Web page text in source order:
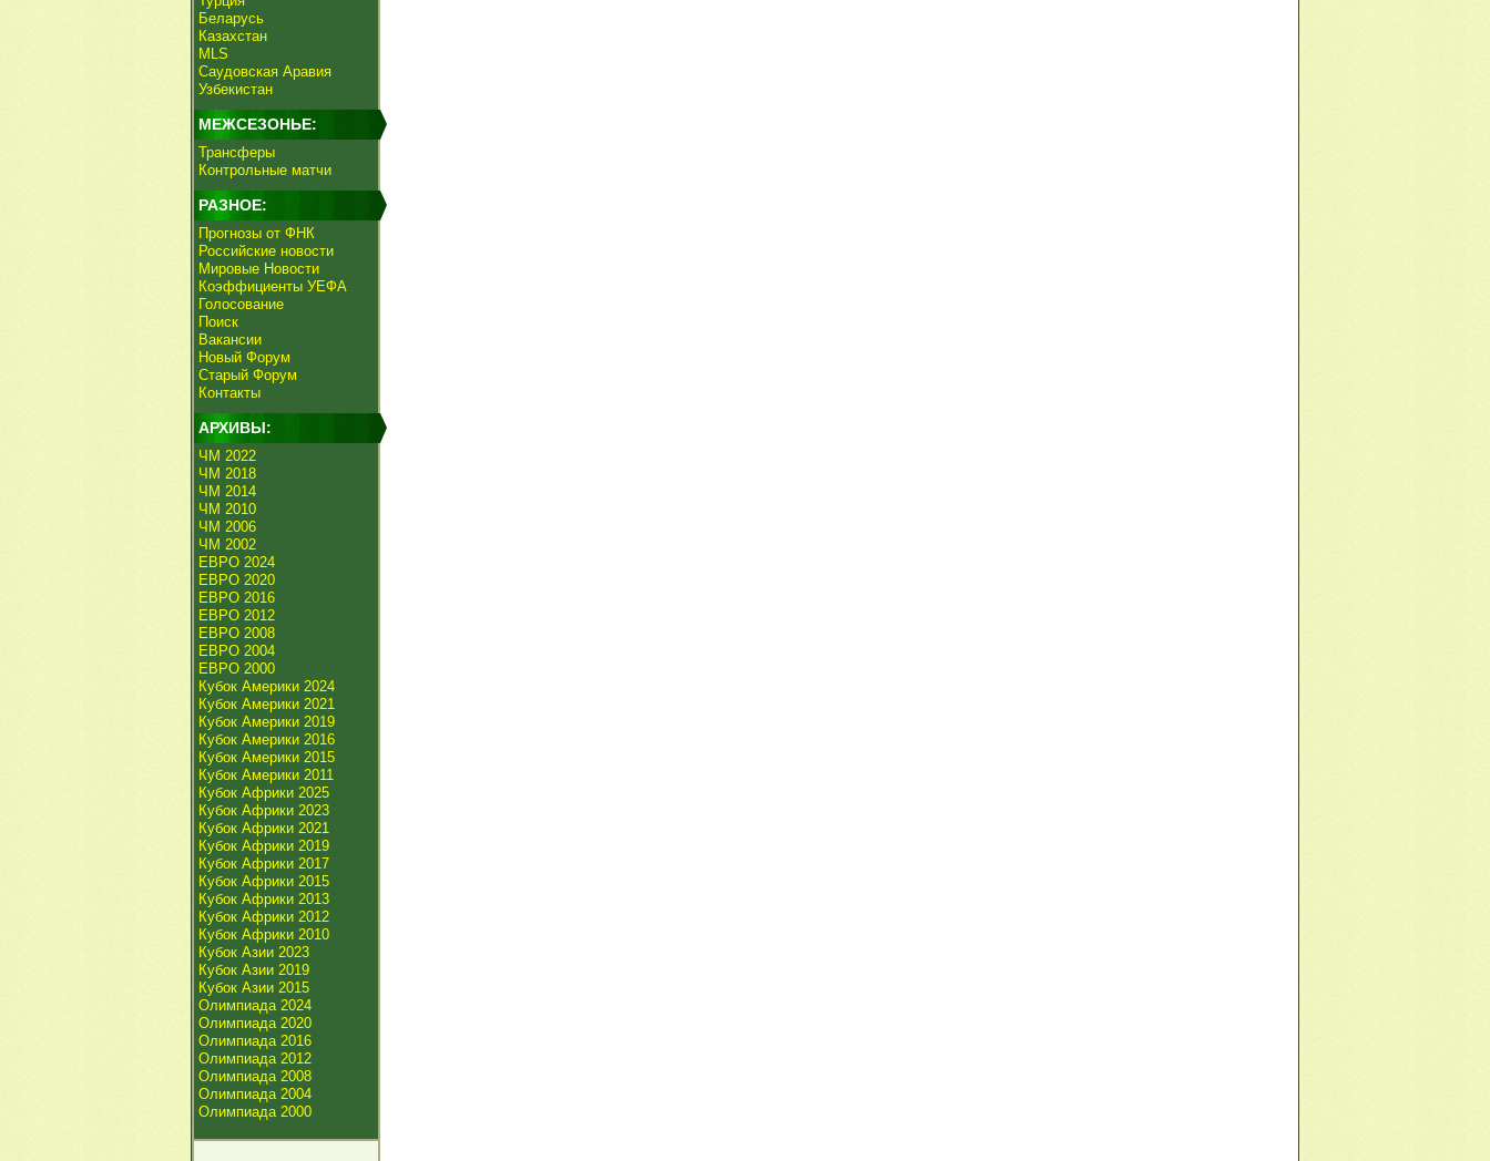
Беларусь
Казахстан
MLS
Саудовская Аравия
Узбекистан
МЕЖСЕЗОНЬЕ:
Трансферы
Контрольные матчи
РАЗНОЕ:
Прогнозы от ФНК
Российские новости
Мировые Новости
Коэффициенты УЕФА
Голосование
Поиск
Вакансии
Новый Форум
Старый Форум
Контакты
АРХИВЫ:
ЧМ 2022
ЧМ 2018
ЧМ 2014
ЧМ 2010
ЧМ 2006
ЧМ 2002
ЕВРО 2024
ЕВРО 2020
ЕВРО 2016
ЕВРО 2012
ЕВРО 2008
ЕВРО 2004
ЕВРО 2000
Кубок Америки 2024
Кубок Америки 2021
Кубок Америки 2019
Кубок Америки 2016
Кубок Америки 2015
Кубок Америки 2011
Кубок Африки 2025
Кубок Африки 2023
Кубок Африки 2021
Кубок Африки 2019
Кубок Африки 2017
Кубок Африки 2015
Кубок Африки 2013
Кубок Африки 2012
Кубок Африки 2010
Кубок Азии 2023
Кубок Азии 2019
Кубок Азии 2015
Олимпиада 2024
Олимпиада 2020
Олимпиада 2016
Олимпиада 2012
Олимпиада 2008
Олимпиада 2004
Олимпиада 2000